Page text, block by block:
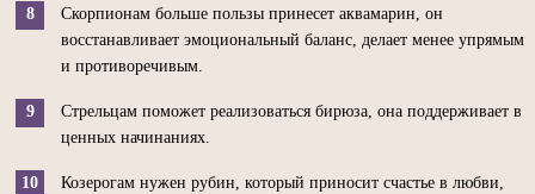
Скорпионам больше пользы принесет аквамарин, он
восстанавливает эмоциональный баланс, делает менее упрямым
и противоречивым.
Стрельцам поможет реализоваться бирюза, она поддерживает в
ценных начинаниях.
Козерогам нужен рубин, который приносит счастье в любви,